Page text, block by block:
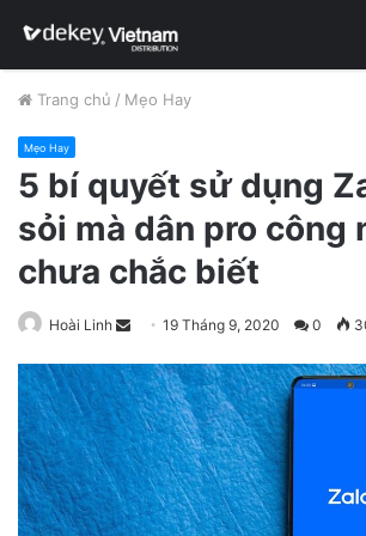
Trang chủ / Mẹo Hay
Mẹo Hay
5 bí quyết sử dụng
sỏi mà dân pro công
chưa chắc biết
Hoài Linh
n
a
n
e
m
19 Tháng 9, 2020 0